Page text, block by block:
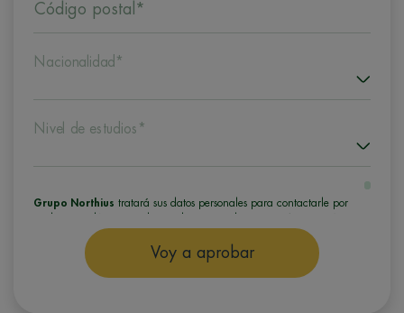
Código postal*
Nacionalidad*
Nivel de estudios*
Grupo Northius tratará sus datos personales para contactarle por
con el fin de ofrecerle información del programa formativo
seleccionado o de otros directamente relacionados con el interés
manifestado y, en su caso, para tramitar la contratación
correspondiente. Compartiremos su solicitud con las empresas que
Voy a aprobar